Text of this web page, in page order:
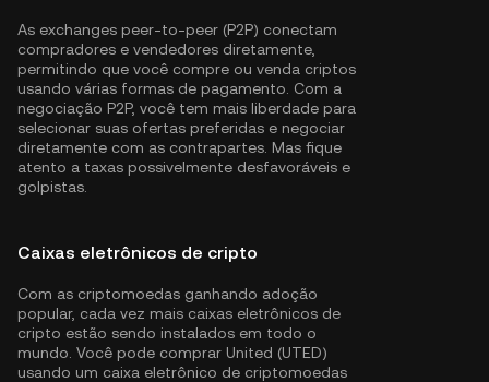
As exchanges peer-to-peer (P2P) conectam
compradores e vendedores diretamente,
permitindo que você compre ou venda criptos
usando várias formas de pagamento. Com a
negociação P2P, você tem mais liberdade para
selecionar suas ofertas preferidas e negociar
diretamente com as contrapartes. Mas fique
atento a taxas possivelmente desfavoráveis e
golpistas.
Caixas eletrônicos de cripto
Com as criptomoedas ganhando adoção
popular, cada vez mais caixas eletrônicos de
cripto estão sendo instalados em todo o
mundo. Você pode comprar United (UTED)
usando um caixa eletrônico de criptomoedas